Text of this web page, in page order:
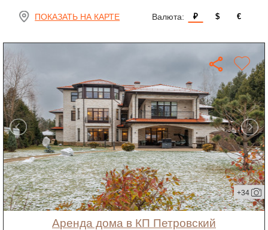
ПОКАЗАТЬ НА КАРТЕ Валюта: ₽ $ €
+34
Аренда дома в КП Петровский